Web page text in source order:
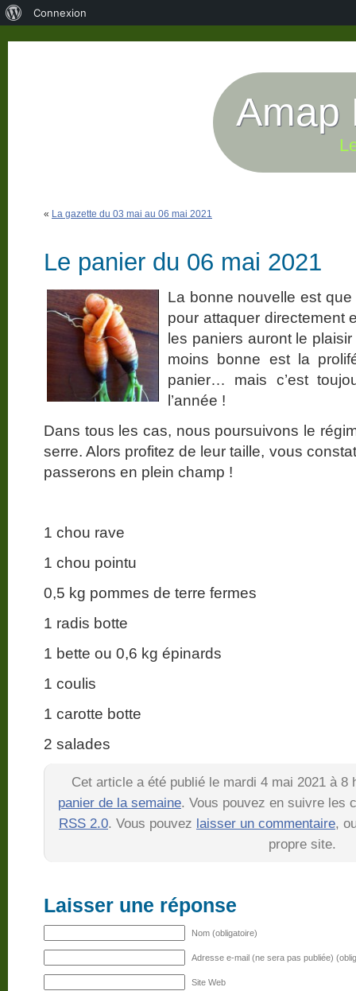
Amap
« La gazette du 03 mai au 06 mai 2021
Le panier du 06 mai 2021
La bonne nouvelle est
pour attaquer directement
les paniers auront le
moins bonne est la
panier… mais c’est
l’année !
Dans tous les cas, nous poursuivons le
serre. Alors profitez de leur taille, vous
passerons en plein champ !
1 chou rave
1 chou pointu
0,5 kg pommes de terre fermes
1 radis botte
1 bette ou 0,6 kg épinards
1 coulis
1 carotte botte
2 salades
Cet article a été publié le mardi 4 mai 2021 à
panier de la semaine. Vous pouvez en suivre les
RSS 2.0. Vous pouvez laisser un commentaire,
propre site.
Laisser une réponse
Nom (obligatoire)
Adresse e-mail (ne sera pas publiée)
Site Web
Connexion